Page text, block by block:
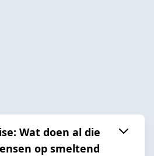
Wat doen al die
op smeltend